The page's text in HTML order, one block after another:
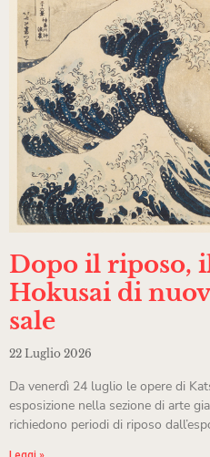
Dopo il riposo,
Hokusai di
sale
22 Luglio 2026
Da venerdì 24 luglio le opere di
esposizione nella sezione di arte
richiedono periodi di riposo